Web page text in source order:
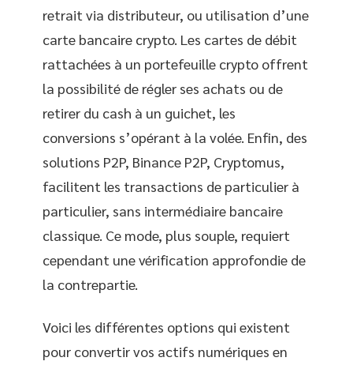
retrait via distributeur, ou utilisation d’une
carte bancaire crypto. Les cartes de débit
rattachées à un portefeuille crypto offrent
la possibilité de régler ses achats ou de
retirer du cash à un guichet, les
conversions s’opérant à la volée. Enfin, des
solutions P2P, Binance P2P, Cryptomus,
facilitent les transactions de particulier à
particulier, sans intermédiaire bancaire
classique. Ce mode, plus souple, requiert
cependant une vérification approfondie de
la contrepartie.
Voici les différentes options qui existent
pour convertir vos actifs numériques en